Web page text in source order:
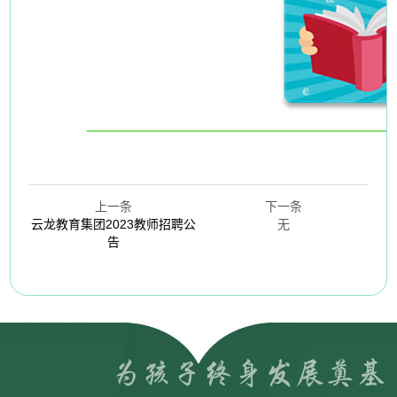
上一条
云龙教育集团2023教师招聘公
告
下一条
无